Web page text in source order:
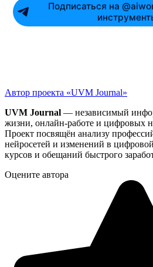
Подписаться на
Автор проекта «UVM Journal»
UVM Journal — независимый
жизни, онлайн-работе и цифровых
Проект посвящён анализу
нейросетей и изменений в
курсов и обещаний быстрого
Оцените автора